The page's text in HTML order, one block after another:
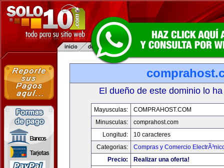
El dueño de este dominio lo
Mayusculas:
COMPRAHOST.COM
Minusculas:
comprahost.com
Longitud:
10 caracteres
Categorias:
Compras y Comercio
Precio:
Realizar una oferta!